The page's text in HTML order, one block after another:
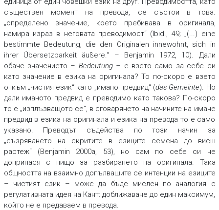
съществен момент на превода, се състои в това:
„определено значение, което пребивава в оригинала,
намира израз в неговата преводимост“ (Ibid., 49; „(...) eine
bestimmte Bedeutung, die den Originalen innewohnt, sich in
ihrer Übersetzbarkeit äußere.“ – Benjamin 1972, 10). Дали
обаче значението – Bedeutung– е взето само за себе си
като значение в езика на оригинала? То по-скоро е взето
откъм „чистия език“ като „имано предвид“ (das Gemeinte). Но
дали иманото предвид е преводимо като такова? По-скоро
то е „изплъзващото се“, в сговарянето на начините на имане
предвид в езика на оригинала и езика на превода то е само
указано. Преводът съдейства по този начин за
„съзряването на скритите в езиците семена до висш
растеж“ (Benjamin 2000a, 53), но сам по себе си не
допринася с нищо за разбирането на оригинала. Така
общността на взаимно допълващите се интенции на езиците
– чистият език – може да бъде мислен по аналогия с
регулативната идея на Кант: доближаване до един максимум,
който не е предаваем в превода.